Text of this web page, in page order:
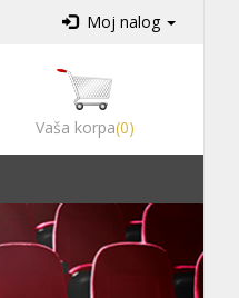
Moj nalog
Vaša korpa(0)